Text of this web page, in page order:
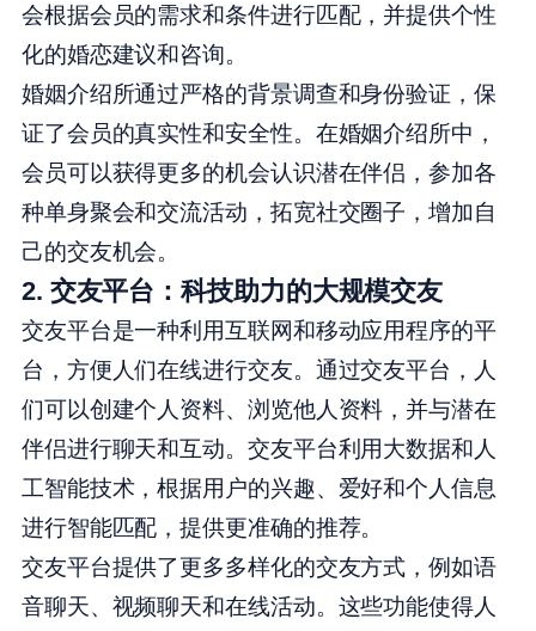
会根据会员的需求和条件进行匹配，并提供个性
化的婚恋建议和咨询。
婚姻介绍所通过严格的背景调查和身份验证，保
证了会员的真实性和安全性。在婚姻介绍所中，
会员可以获得更多的机会认识潜在伴侣，参加各
种单身聚会和交流活动，拓宽社交圈子，增加自
己的交友机会。
2. 交友平台：科技助力的大规模交友
交友平台是一种利用互联网和移动应用程序的平
台，方便人们在线进行交友。通过交友平台，人
们可以创建个人资料、浏览他人资料，并与潜在
伴侣进行聊天和互动。交友平台利用大数据和人
工智能技术，根据用户的兴趣、爱好和个人信息
进行智能匹配，提供更准确的推荐。
交友平台提供了更多多样化的交友方式，例如语
音聊天、视频聊天和在线活动。这些功能使得人